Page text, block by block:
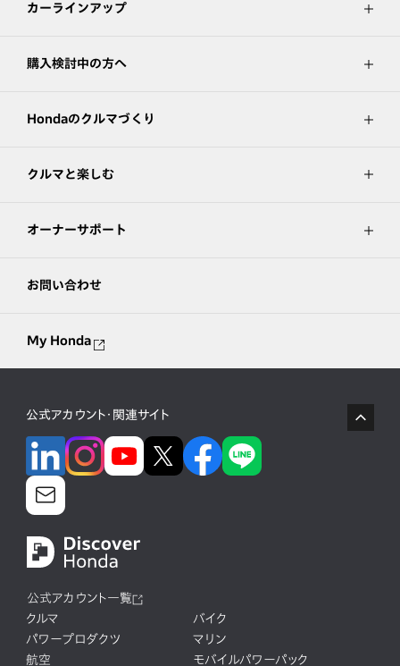
カーラインアップ
購入検討中の方へ
Hondaのクルマづくり
クルマと楽しむ
オーナーサポート
お問い合わせ
My Honda
公式アカウント・関連サイト
公式アカウント一覧
クルマ
バイク
パワープロダクツ
マリン
航空
モバイルパワーパック